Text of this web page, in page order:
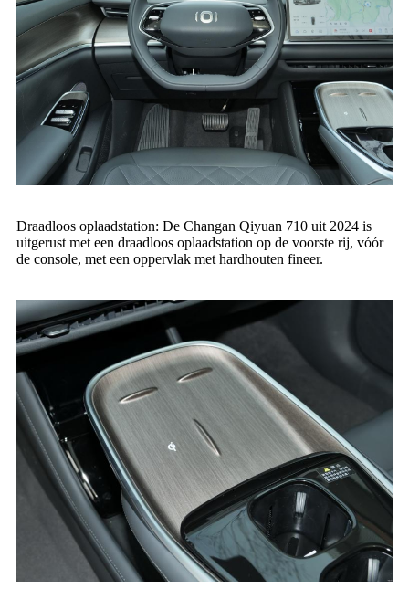
Draadloos oplaadstation: De Changan Qiyuan 710 uit 2024 is
uitgerust met een draadloos oplaadstation op de voorste rij, vóór
de console, met een oppervlak met hardhouten fineer.